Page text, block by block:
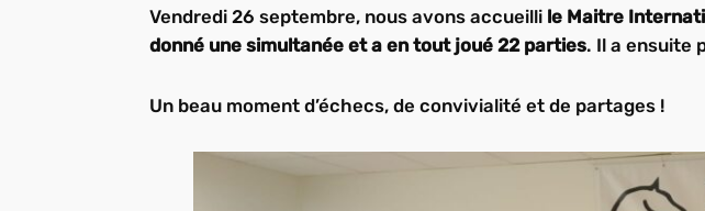
Vendredi 26 septembre, nous avons accueilli le Maitre
donné une simultanée et a en tout joué 22 parties. Il a ensuite
Un beau moment d’échecs, de convivialité et de partages !